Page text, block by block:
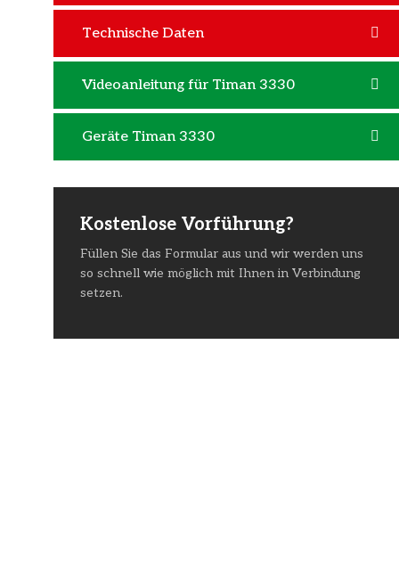
Technische Daten
Videoanleitung für Timan 3330
Geräte Timan 3330
Kostenlose Vorführung?
Füllen Sie das Formular aus und wir werden uns
so schnell wie möglich mit Ihnen in Verbindung
setzen.